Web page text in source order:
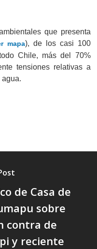
que presenta
mapa), de los casi 100
Chile, más del 70%
tensiones relativas a
de Casa de
sobre
contra de
y reciente